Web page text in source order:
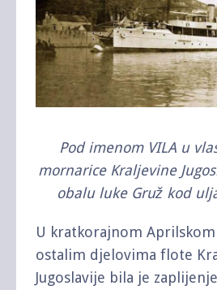
Pod imenom VILA u
mornarice Kraljevine
obalu luke Gruž kod
U kratkorajnom Aprilskom
ostalim djelovima flote
Jugoslavije bila je